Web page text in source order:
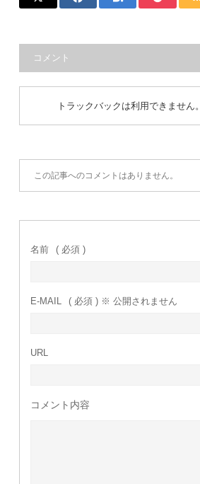
コメント
トラックバックは利用できません。
この記事へのコメントはありません。
名前 ( 必須 )
E-MAIL ( 必須 ) ※ 公開されません
URL
コメント内容